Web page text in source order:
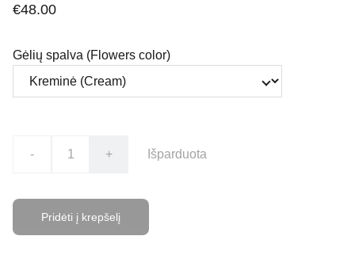
€48.00
Gėlių spalva (Flowers color)
- + Išparduota
Pridėti į krepšelį